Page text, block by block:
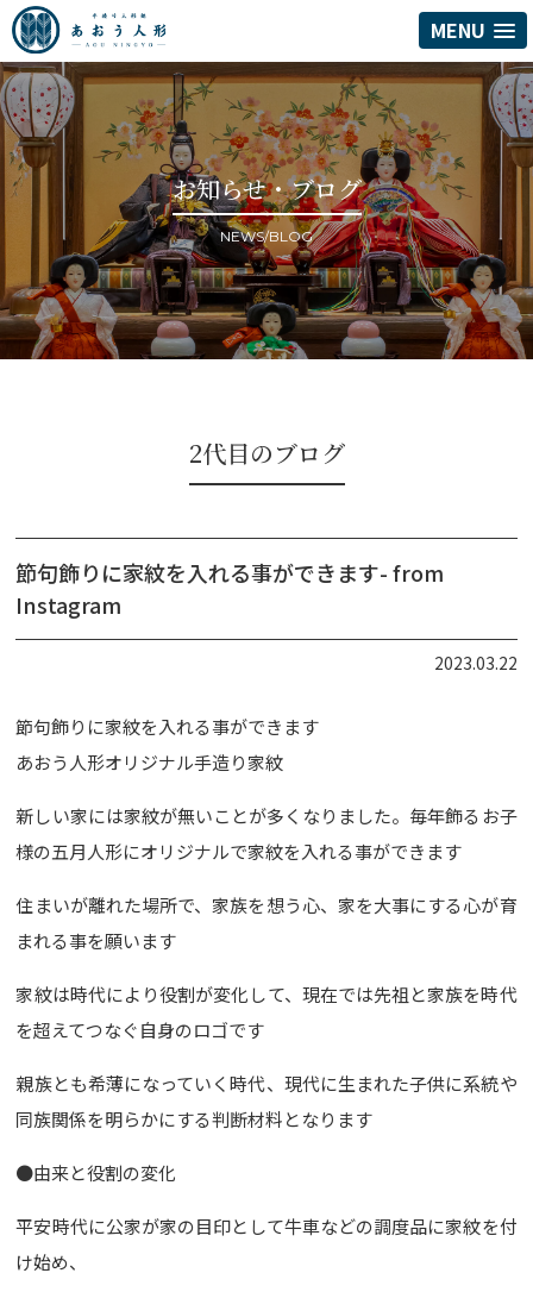
MENU
お知らせ・ブログ
NEWS/BLOG
2代目のブログ
節句飾りに家紋を入れる事ができます- from
Instagram
2023.03.22
節句飾りに家紋を入れる事ができます
あおう人形オリジナル手造り家紋
新しい家には家紋が無いことが多くなりました。毎年飾るお子
様の五月人形にオリジナルで家紋を入れる事ができます
住まいが離れた場所で、家族を想う心、家を大事にする心が育
まれる事を願います
家紋は時代により役割が変化して、現在では先祖と家族を時代
を超えてつなぐ自身のロゴです
親族とも希薄になっていく時代、現代に生まれた子供に系統や
同族関係を明らかにする判断材料となります
●由来と役割の変化
平安時代に公家が家の目印として牛車などの調度品に家紋を付
け始め、